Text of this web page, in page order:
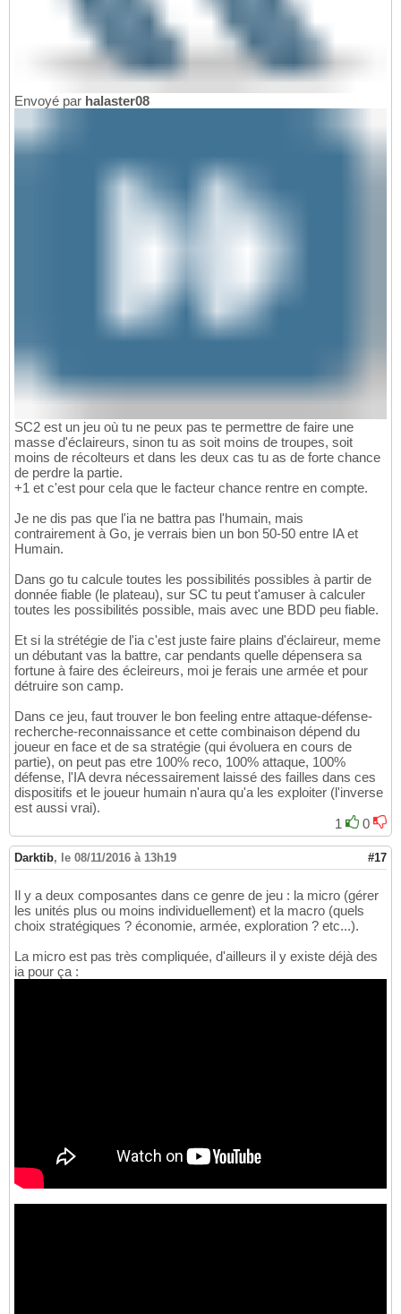
Envoyé par halaster08
SC2 est un jeu où tu ne peux pas te permettre de faire une
masse d'éclaireurs, sinon tu as soit moins de troupes, soit
moins de récolteurs et dans les deux cas tu as de forte chance
de perdre la partie.
+1 et c'est pour cela que le facteur chance rentre en compte.
Je ne dis pas que l'ia ne battra pas l'humain, mais
contrairement à Go, je verrais bien un bon 50-50 entre IA et
Humain.
Dans go tu calcule toutes les possibilités possibles à partir de
donnée fiable (le plateau), sur SC tu peut t'amuser à calculer
toutes les possibilités possible, mais avec une BDD peu fiable.
Et si la strétégie de l'ia c'est juste faire plains d'éclaireur, meme
un débutant vas la battre, car pendants quelle dépensera sa
fortune à faire des écleireurs, moi je ferais une armée et pour
détruire son camp.
Dans ce jeu, faut trouver le bon feeling entre attaque-défense-
recherche-reconnaissance et cette combinaison dépend du
joueur en face et de sa stratégie (qui évoluera en cours de
partie), on peut pas etre 100% reco, 100% attaque, 100%
défense, l'IA devra nécessairement laissé des failles dans ces
dispositifs et le joueur humain n'aura qu'a les exploiter (l'inverse
est aussi vrai).
1
0
Darktib, le 08/11/2016 à 13h19 #17
Il y a deux composantes dans ce genre de jeu : la micro (gérer
les unités plus ou moins individuellement) et la macro (quels
choix stratégiques ? économie, armée, exploration ? etc...).
La micro est pas très compliquée, d'ailleurs il y existe déjà des
ia pour ça :